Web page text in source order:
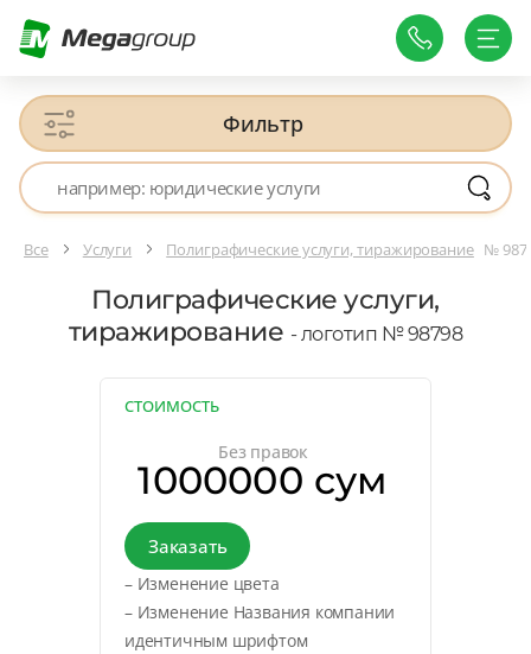
Фильтр
Все Услуги Полиграфические услуги, тиражирование №
Полиграфические услуги,
тиражирование - логотип № 98798
СТОИМОСТЬ
Без правок
1000000 сум
Заказать
– Изменение цвета
– Изменение Названия компании
идентичным шрифтом